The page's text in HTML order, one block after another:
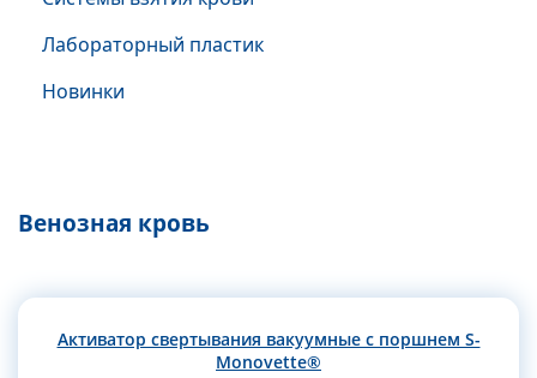
Венозная кровь
Активатор свертывания вакуумные с поршнем S-
Monovette®
Лабораторный пластик
Новинки